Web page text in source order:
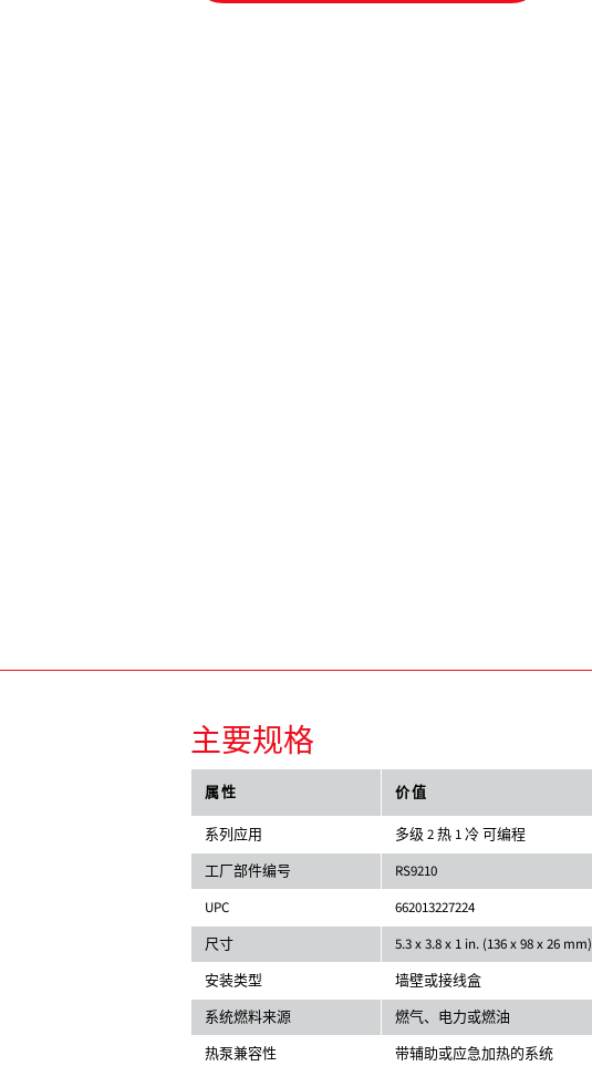
主要规格
属性 价值
系列应用
多级 2 热 1 冷 可编程
工厂部件编号
RS9210
UPC
662013227224
尺寸
5.3 x 3.8 x 1 in. (136 x 98 x 26 mm)
安装类型
墙壁或接线盒
系统燃料来源
燃气、电力或燃油
热泵兼容性
带辅助或应急加热的系统